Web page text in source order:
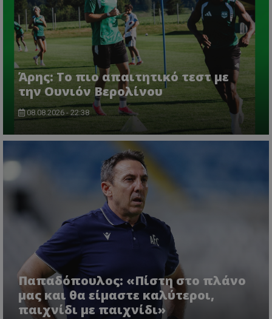
Άρης: Το πιο απαιτητικό τεστ με
την Ουνιόν Βερολίνου
08.08.2026 - 22:38
Παπαδόπουλος: «Πίστη στο πλάνο
μας και θα είμαστε καλύτεροι,
παιχνίδι με παιχνίδι»